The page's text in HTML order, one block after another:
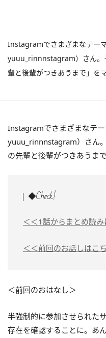
Instagramでさまざまなテー
yuuu_rinnnstagram）さん。
輩と後輩がつきあうまで」を
Instagramでさまざまなテ
yuuu_rinnnstagram）さん
の先輩と後輩がつきあうま
◆Check!
＜＜1話からまとめ読み
＜＜前回のお話しはこ
＜前回のおはなし＞
半強制的に参加させられた
存在を確認することに。あ